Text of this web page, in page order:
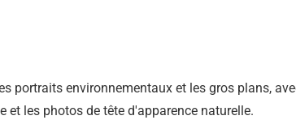
portraits environnementaux et les gros plans,
les photos de tête d'apparence naturelle.